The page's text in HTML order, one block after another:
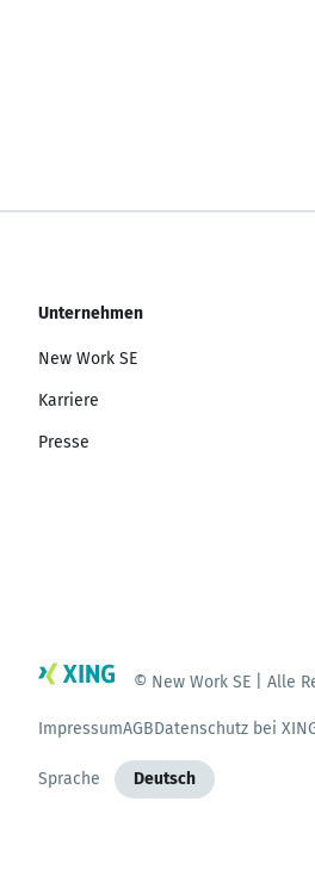
Unternehmen
New Work SE
Karriere
Presse
© New Work SE | Alle
ImpressumAGBDatenschutz bei
Sprache Deutsch